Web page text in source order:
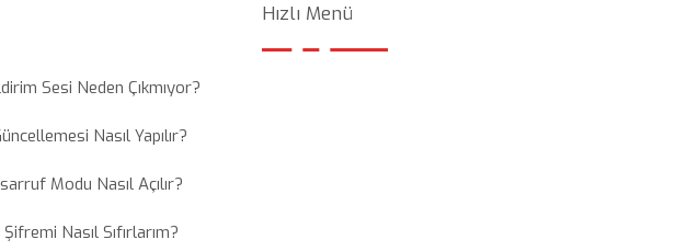
Sesi Neden Çıkmıyor?
Nasıl Yapılır?
Modu Nasıl Açılır?
Nasıl Sıfırlarım?
Hızlı Menü